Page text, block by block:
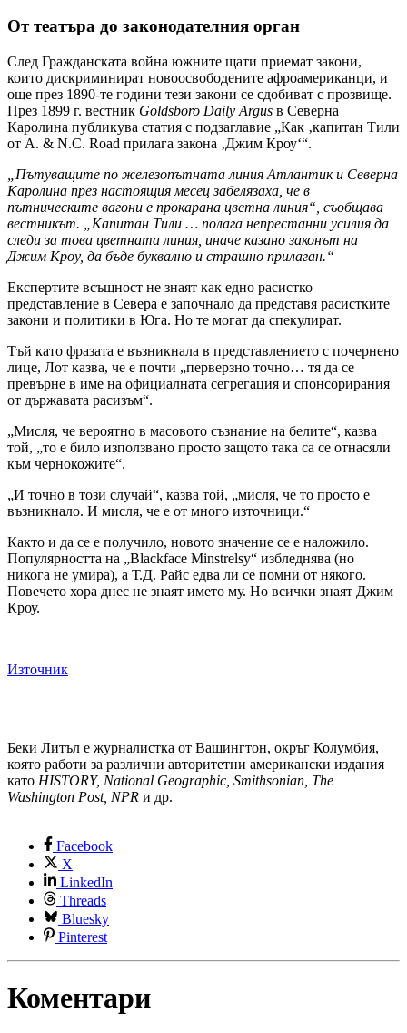
От театъра до законодателния орган
След Гражданската война южните щати приемат закони,
които дискриминират новоосвободените афроамериканци, и
още през 1890-те години тези закони се сдобиват с прозвище.
През 1899 г. вестник Goldsboro Daily Argus в Северна
Каролина публикува статия с подзаглавие „Как ‚капитан Тили
от A. & N.C. Road прилага закона ‚Джим Кроу‘“.
„Пътуващите по железопътната линия Атлантик и Северна
Каролина през настоящия месец забелязаха, че в
пътническите вагони е прокарана цветна линия“, съобщава
вестникът. „Капитан Тили … полага непрестанни усилия да
следи за това цветната линия, иначе казано законът на
Джим Кроу, да бъде буквално и страшно прилаган.“
Експертите всъщност не знаят как едно расистко
представление в Севера е започнало да представя расистките
закони и политики в Юга. Но те могат да спекулират.
Тъй като фразата е възникнала в представлението с почернено
лице, Лот казва, че е почти „перверзно точно… тя да се
превърне в име на официалната сегрегация и спонсорирания
от държавата расизъм“.
„Мисля, че вероятно в масовото съзнание на белите“, казва
той, „то е било използвано просто защото така са се отнасяли
към чернокожите“.
„И точно в този случай“, казва той, „мисля, че то просто е
възникнало. И мисля, че е от много източници.“
Както и да се е получило, новото значение се е наложило.
Популярността на „Blackface Minstrelsy“ избледнява (но
никога не умира), а Т.Д. Райс едва ли се помни от някого.
Повечето хора днес не знаят името му. Но всички знаят Джим
Кроу.
Източник
Беки Литъл е журналистка от Вашингтон, окръг Колумбия,
която работи за различни авторитетни американски издания
като HISTORY, National Geographic, Smithsonian, The
Washington Post, NPR и др.
Facebook
X
LinkedIn
Threads
Bluesky
Pinterest
Коментари